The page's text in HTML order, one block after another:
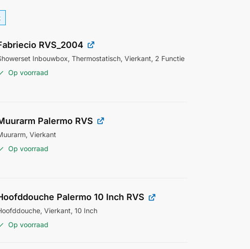
RVS_2004
Inbouwbox, Thermostatisch, Vierkant, 2 Functie
Op voorraad
Palermo RVS
Vierkant
Op voorraad
Palermo 10 Inch RVS
Vierkant, 10 Inch
Op voorraad